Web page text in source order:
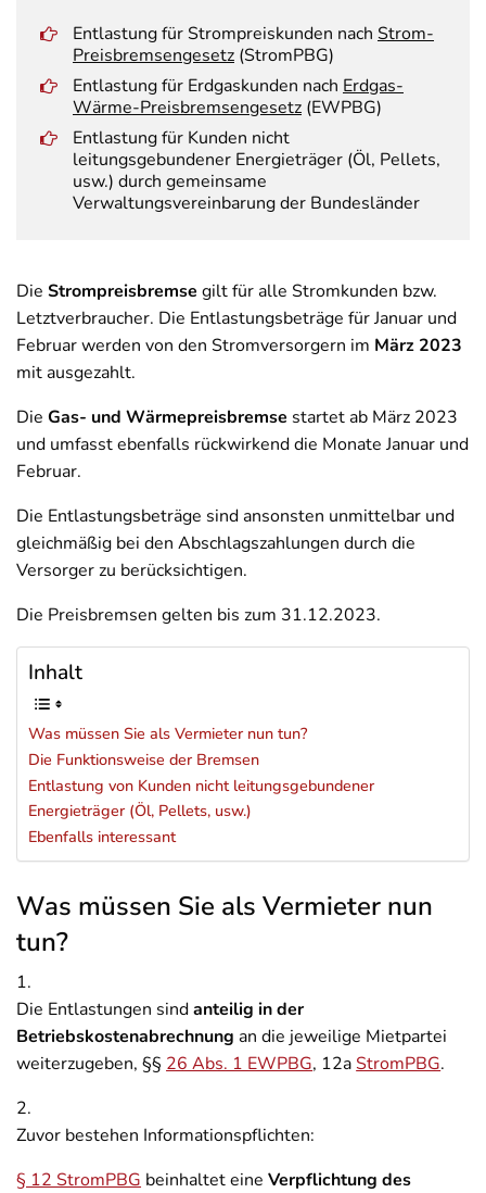
Entlastung für Strompreiskunden nach Strom-
Preisbremsengesetz (StromPBG)
Entlastung für Erdgaskunden nach Erdgas-
Wärme-Preisbremsengesetz (EWPBG)
Entlastung für Kunden nicht
leitungsgebundener Energieträger (Öl, Pellets,
usw.) durch gemeinsame
Verwaltungsvereinbarung der Bundesländer
DieStrompreisbremse gilt für alle Stromkunden bzw.
Letztverbraucher. Die Entlastungsbeträge für Januar und
Februar werden von den Stromversorgern im März 2023
mit ausgezahlt.
DieGas- und Wärmepreisbremse startet ab März 2023
und umfasst ebenfalls rückwirkend die Monate Januar und
Februar.
Die Entlastungsbeträge sind ansonsten unmittelbar und
gleichmäßig bei den Abschlagszahlungen durch die
Versorger zu berücksichtigen.
Die Preisbremsen gelten bis zum 31.12.2023.
Inhalt
Was müssen Sie als Vermieter nun tun?
Die Funktionsweise der Bremsen
Entlastung von Kunden nicht leitungsgebundener
Energieträger (Öl, Pellets, usw.)
Ebenfalls interessant
Was müssen Sie als Vermieter nun
tun?
1.
Die Entlastungen sindanteilig in der
Betriebskostenabrechnung an die jeweilige Mietpartei
weiterzugeben, §§ 26 Abs. 1 EWPBG, 12aStromPBG.
2.
Zuvor bestehen Informationspflichten:
§ 12 StromPBG beinhaltet eineVerpflichtung des